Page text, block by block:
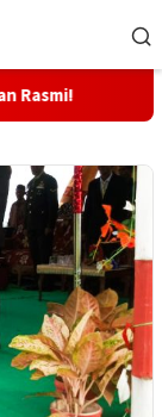
KKLI STAI